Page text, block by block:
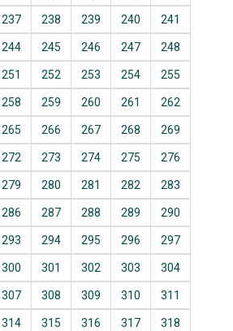
237 238 239 240 241
244 245 246 247 248
251 252 253 254 255
258 259 260 261 262
265 266 267 268 269
272 273 274 275 276
279 280 281 282 283
286 287 288 289 290
293 294 295 296 297
300 301 302 303 304
307 308 309 310 311
314 315 316 317 318